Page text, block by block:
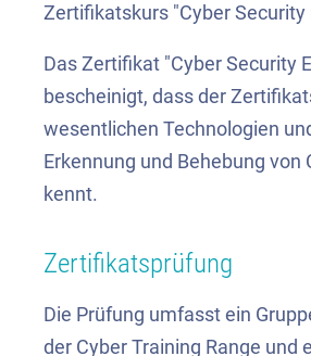
Zertifikatskurs "Cyber Security
Das Zertifikat "Cyber Security
bescheinigt, dass der
wesentlichen Technologien
Erkennung und Behebung von
kennt.
Zertifikatsprüfung
Die Prüfung umfasst ein
der Cyber Training Range und